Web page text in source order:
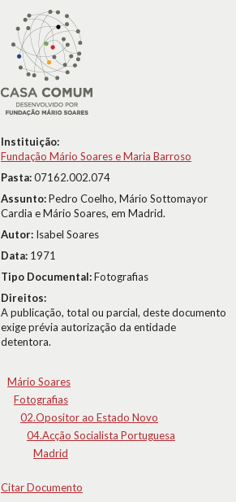
Instituição:
Fundação Mário Soares e Maria Barroso
Pasta:07162.002.074
Assunto:Pedro Coelho, Mário Sottomayor
Cardia e Mário Soares, em Madrid.
Autor: Isabel Soares
Data: 1971
Tipo Documental:Fotografias
Direitos:
A publicação, total ou parcial, deste documento
exige prévia autorização da entidade
detentora.
Mário Soares
Fotografias
02.Opositor ao Estado Novo
04.Acção Socialista Portuguesa
Madrid
Citar Documento